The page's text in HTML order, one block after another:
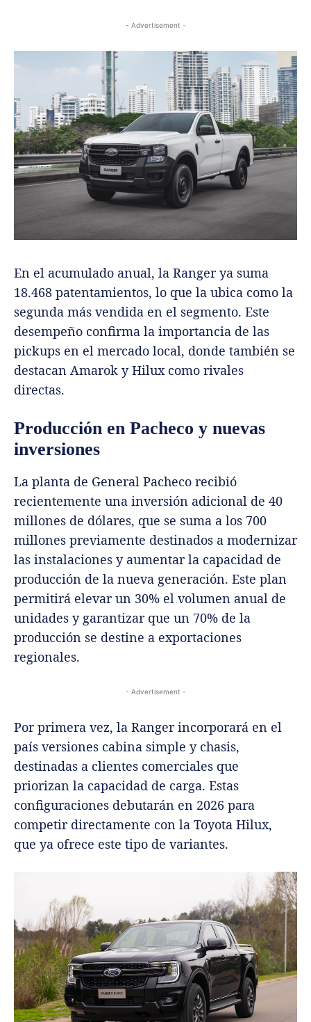
- Advertisement -
En el acumulado anual, la Ranger ya suma
18.468 patentamientos, lo que la ubica como la
segunda más vendida en el segmento. Este
desempeño confirma la importancia de las
pickups en el mercado local, donde también se
destacan Amarok y Hilux como rivales
directas.
Producción en Pacheco y nuevas
inversiones
La planta de General Pacheco recibió
recientemente una inversión adicional de 40
millones de dólares, que se suma a los 700
millones previamente destinados a modernizar
las instalaciones y aumentar la capacidad de
producción de la nueva generación. Este plan
permitirá elevar un 30% el volumen anual de
unidades y garantizar que un 70% de la
producción se destine a exportaciones
regionales.
- Advertisement -
Por primera vez, la Ranger incorporará en el
país versiones cabina simple y chasis,
destinadas a clientes comerciales que
priorizan la capacidad de carga. Estas
configuraciones debutarán en 2026 para
competir directamente con la Toyota Hilux,
que ya ofrece este tipo de variantes.